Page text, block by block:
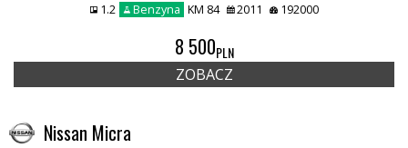
1.2 Benzyna KM 84 2011 192000
8 500PLN
ZOBACZ
Nissan Micra